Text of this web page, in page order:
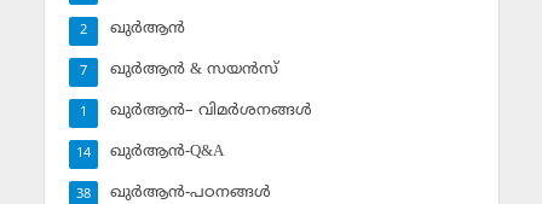
ഖുര്‍ആന്‍
2
ഖുര്‍ആന്‍ & സയന്‍സ്‌
7
ഖുര്‍ആന്‍– വിമര്‍ശനങ്ങള്‍
1
ഖുര്‍ആന്‍-Q&A
14
ഖുര്‍ആന്‍-പഠനങ്ങള്‍
38